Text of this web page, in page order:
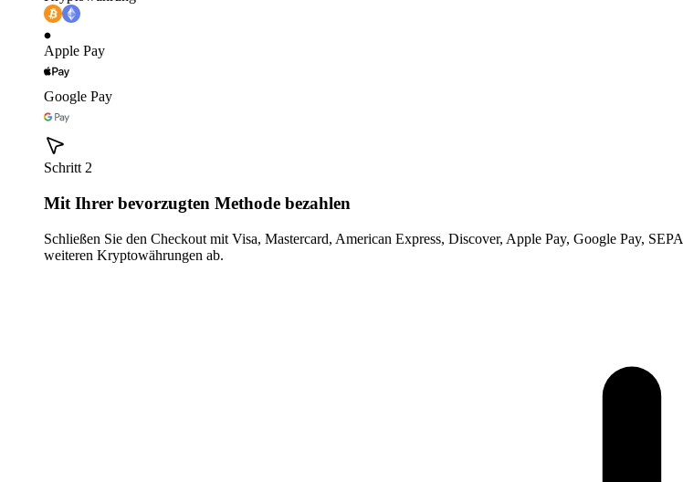
Apple Pay
Google Pay
Schritt 2
Mit Ihrer bevorzugten Methode bezahlen
Schließen Sie den Checkout mit Visa, Mastercard, American Express, Discover, Apple Pay, Google Pay,
weiteren Kryptowährungen ab.